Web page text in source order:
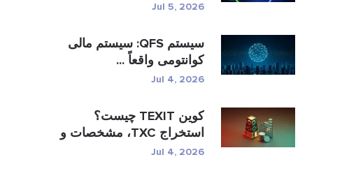
Jul 5, 2026
سیستم QFS: سیستم مالی
کوانتومی واقعاً ...
Jul 4, 2026
کوین TEXIT چیست؟
استخراج TXC، مشخصات و
ر�...
Jul 4, 2026